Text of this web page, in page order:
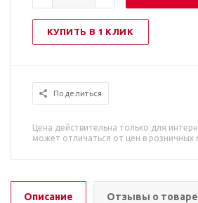
КУПИТЬ В 1 КЛИК
Поделиться
Цена действительна только для
может отличаться от цен в розничных
Описание Отзывы о товаре